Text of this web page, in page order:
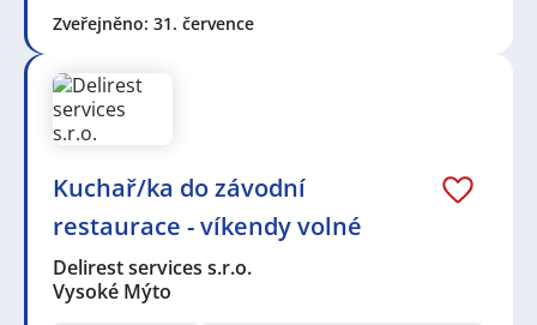
Zveřejněno: 31. července
Kuchař/ka do závodní
restaurace - víkendy volné
Delirest services s.r.o.
Vysoké Mýto